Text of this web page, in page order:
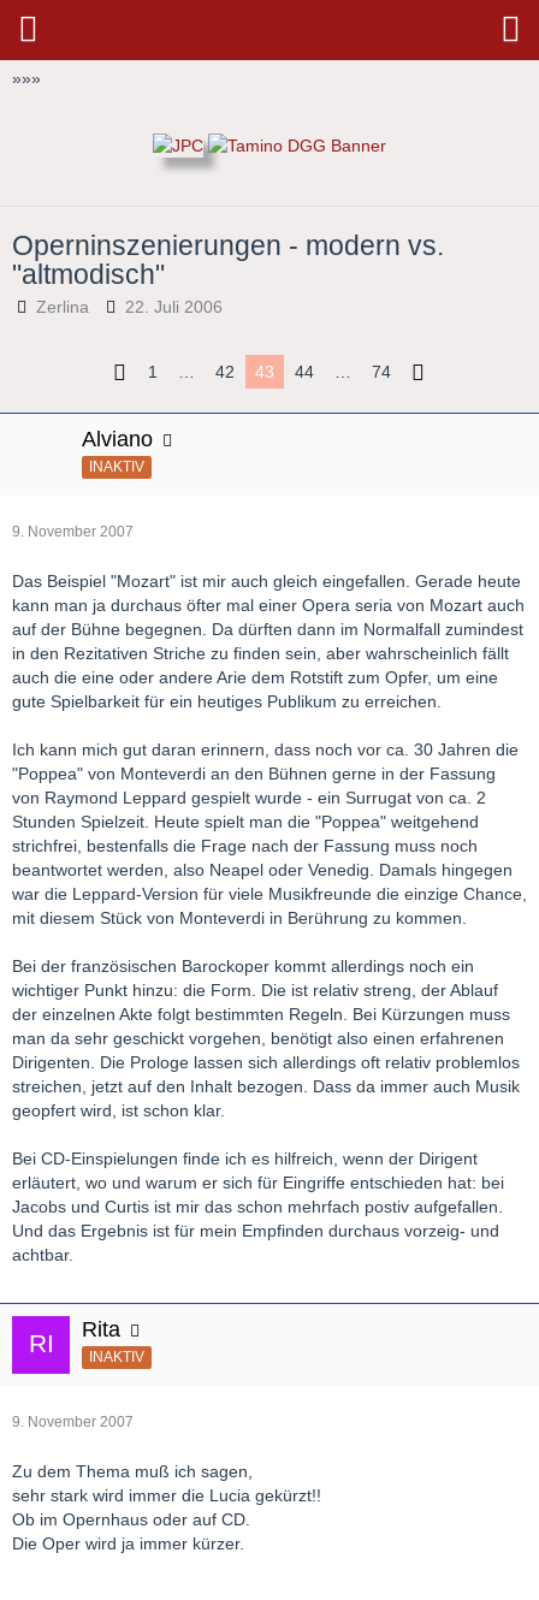
»»»
Operninszenierungen - modern vs.
"altmodisch"
Zerlina 22. Juli 2006
1 … 42 43 44 … 74
Alviano
INAKTIV
9. November 2007
Das Beispiel "Mozart" ist mir auch gleich eingefallen. Gerade heute
kann man ja durchaus öfter mal einer Opera seria von Mozart auch
auf der Bühne begegnen. Da dürften dann im Normalfall zumindest
in den Rezitativen Striche zu finden sein, aber wahrscheinlich fällt
auch die eine oder andere Arie dem Rotstift zum Opfer, um eine
gute Spielbarkeit für ein heutiges Publikum zu erreichen.
Ich kann mich gut daran erinnern, dass noch vor ca. 30 Jahren die
"Poppea" von Monteverdi an den Bühnen gerne in der Fassung
von Raymond Leppard gespielt wurde - ein Surrugat von ca. 2
Stunden Spielzeit. Heute spielt man die "Poppea" weitgehend
strichfrei, bestenfalls die Frage nach der Fassung muss noch
beantwortet werden, also Neapel oder Venedig. Damals hingegen
war die Leppard-Version für viele Musikfreunde die einzige Chance,
mit diesem Stück von Monteverdi in Berührung zu kommen.
Bei der französischen Barockoper kommt allerdings noch ein
wichtiger Punkt hinzu: die Form. Die ist relativ streng, der Ablauf
der einzelnen Akte folgt bestimmten Regeln. Bei Kürzungen muss
man da sehr geschickt vorgehen, benötigt also einen erfahrenen
Dirigenten. Die Prologe lassen sich allerdings oft relativ problemlos
streichen, jetzt auf den Inhalt bezogen. Dass da immer auch Musik
geopfert wird, ist schon klar.
Bei CD-Einspielungen finde ich es hilfreich, wenn der Dirigent
erläutert, wo und warum er sich für Eingriffe entschieden hat: bei
Jacobs und Curtis ist mir das schon mehrfach postiv aufgefallen.
Und das Ergebnis ist für mein Empfinden durchaus vorzeig- und
achtbar.
Rita
INAKTIV
9. November 2007
Zu dem Thema muß ich sagen,
sehr stark wird immer die Lucia gekürzt!!
Ob im Opernhaus oder auf CD.
Die Oper wird ja immer kürzer.